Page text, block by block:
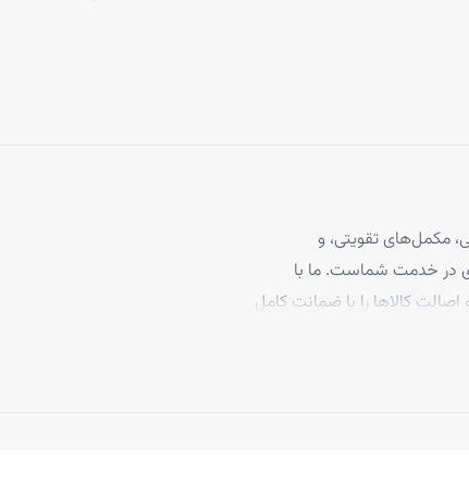
از یک مرطوب کننده مناسب استفاده نمایید.
مکمل‌های تقویتی، و
با بیش از ۴ سال تجربه حرفه‌ای در خدمت شماست. ما با
اصالت کالاها را با ضمانت کامل
تا بتوانید با